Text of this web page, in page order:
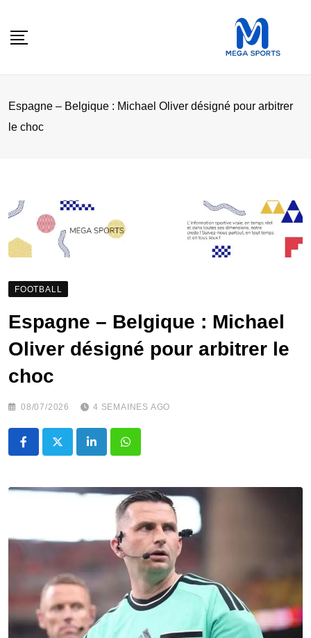
‎Espagne – Belgique : Michael Oliver désigné pour arbitrer
le choc
FOOTBALL
‎Espagne – Belgique : Michael
Oliver désigné pour arbitrer le
choc
08/07/2026 4 SEMAINES AGO
LinkedInWhatsapp